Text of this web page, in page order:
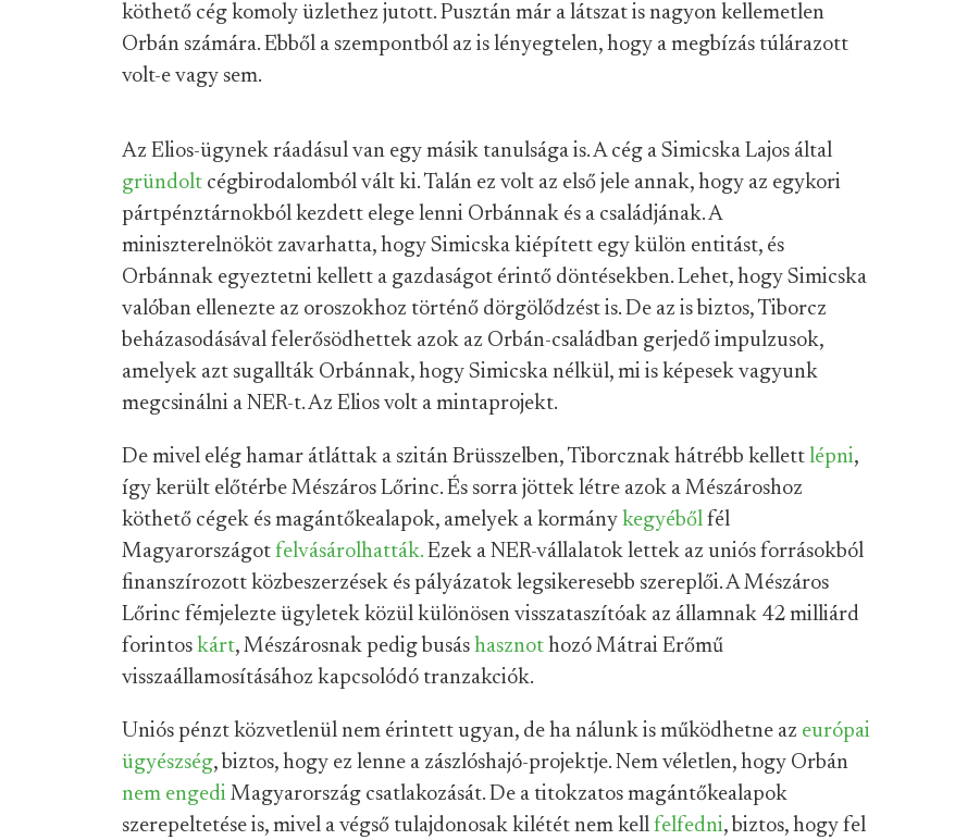
köthető cég komoly üzlethez jutott. Pusztán már a látszat is nagyon kellemetlen
Orbán számára. Ebből a szempontból az is lényegtelen, hogy a megbízás túlárazott
volt-e vagy sem.
Az Elios-ügynek ráadásul van egy másik tanulsága is. A cég a Simicska Lajos által
gründolt cégbirodalomból vált ki. Talán ez volt az első jele annak, hogy az egykori
pártpénztárnokból kezdett elege lenni Orbánnak és a családjának. A
miniszterelnököt zavarhatta, hogy Simicska kiépített egy külön entitást, és
Orbánnak egyeztetni kellett a gazdaságot érintő döntésekben. Lehet, hogy Simicska
valóban ellenezte az oroszokhoz történő dörgölődzést is. De az is biztos, Tiborcz
beházasodásával felerősödhettek azok az Orbán-családban gerjedő impulzusok,
amelyek azt sugallták Orbánnak, hogy Simicska nélkül, mi is képesek vagyunk
megcsinálni a NER-t. Az Elios volt a mintaprojekt.
De mivel elég hamar átláttak a szitán Brüsszelben, Tiborcznak hátrébb kellett lépni,
így került előtérbe Mészáros Lőrinc. És sorra jöttek létre azok a Mészároshoz
köthető cégek és magántőkealapok, amelyek a kormány kegyéből fél
Magyarországot felvásárolhatták. Ezek a NER-vállalatok lettek az uniós forrásokból
finanszírozott közbeszerzések és pályázatok legsikeresebb szereplői. A Mészáros
Lőrinc fémjelezte ügyletek közül különösen visszataszítóak az államnak 42 milliárd
forintos kárt, Mészárosnak pedig busás hasznot hozó Mátrai Erőmű
visszaállamosításához kapcsolódó tranzakciók.
Uniós pénzt közvetlenül nem érintett ugyan, de ha nálunk is működhetne az európai
ügyészség, biztos, hogy ez lenne a zászlóshajó-projektje. Nem véletlen, hogy Orbán
nem engedi Magyarország csatlakozását. De a titokzatos magántőkealapok
szerepeltetése is, mivel a végső tulajdonosak kilétét nem kell felfedni, biztos, hogy fel